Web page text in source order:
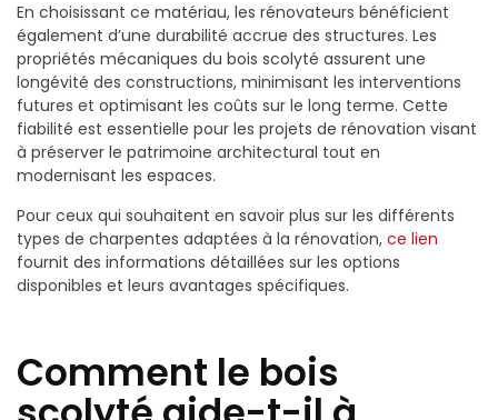
En choisissant ce matériau, les rénovateurs bénéficient
également d’une durabilité accrue des structures. Les
propriétés mécaniques du bois scolyté assurent une
longévité des constructions, minimisant les interventions
futures et optimisant les coûts sur le long terme. Cette
fiabilité est essentielle pour les projets de rénovation visant
à préserver le patrimoine architectural tout en
modernisant les espaces.
Pour ceux qui souhaitent en savoir plus sur les différents
types de charpentes adaptées à la rénovation, ce lien
fournit des informations détaillées sur les options
disponibles et leurs avantages spécifiques.
Comment le bois